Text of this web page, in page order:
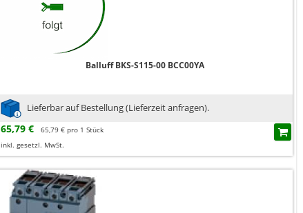
Balluff BKS-S115-00 BCC00YA
Lieferbar auf Bestellung (Lieferzeit anfragen).
65,79 €
65,79 € pro 1 Stück
inkl. gesetzl. MwSt.